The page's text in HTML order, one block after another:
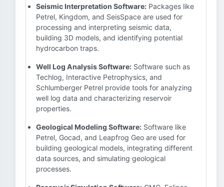
Seismic Interpretation Software: Packages like
Petrel, Kingdom, and SeisSpace are used for
processing and interpreting seismic data,
building 3D models, and identifying potential
hydrocarbon traps.
Well Log Analysis Software: Software such as
Techlog, Interactive Petrophysics, and
Schlumberger Petrel provide tools for analyzing
well log data and characterizing reservoir
properties.
Geological Modeling Software: Software like
Petrel, Gocad, and Leapfrog Geo are used for
building geological models, integrating different
data sources, and simulating geological
processes.